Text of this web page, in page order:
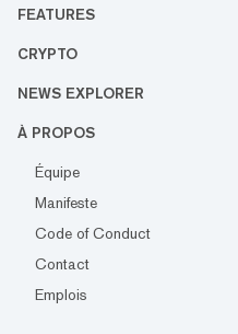
FEATURES
CRYPTO
NEWS EXPLORER
À PROPOS
Équipe
Manifeste
Code of Conduct
Contact
Emplois